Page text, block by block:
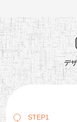
デ
STEP1